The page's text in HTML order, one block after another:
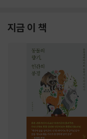
지금 이 책